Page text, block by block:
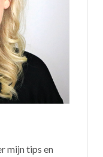
mijn tips en